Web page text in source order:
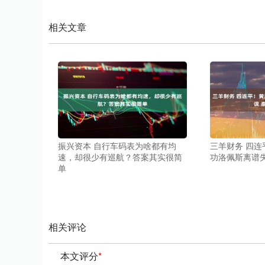
相关文章
振兴资本 自行车码表为啥都有均
速，却很少有巡航？答案其实很简
单
三羊财务 四
功洛佩斯离谱
相关评论
本文评分*